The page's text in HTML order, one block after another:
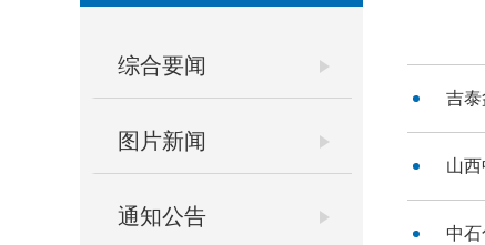
综合要闻
图片新闻
通知公告
吉
山
中